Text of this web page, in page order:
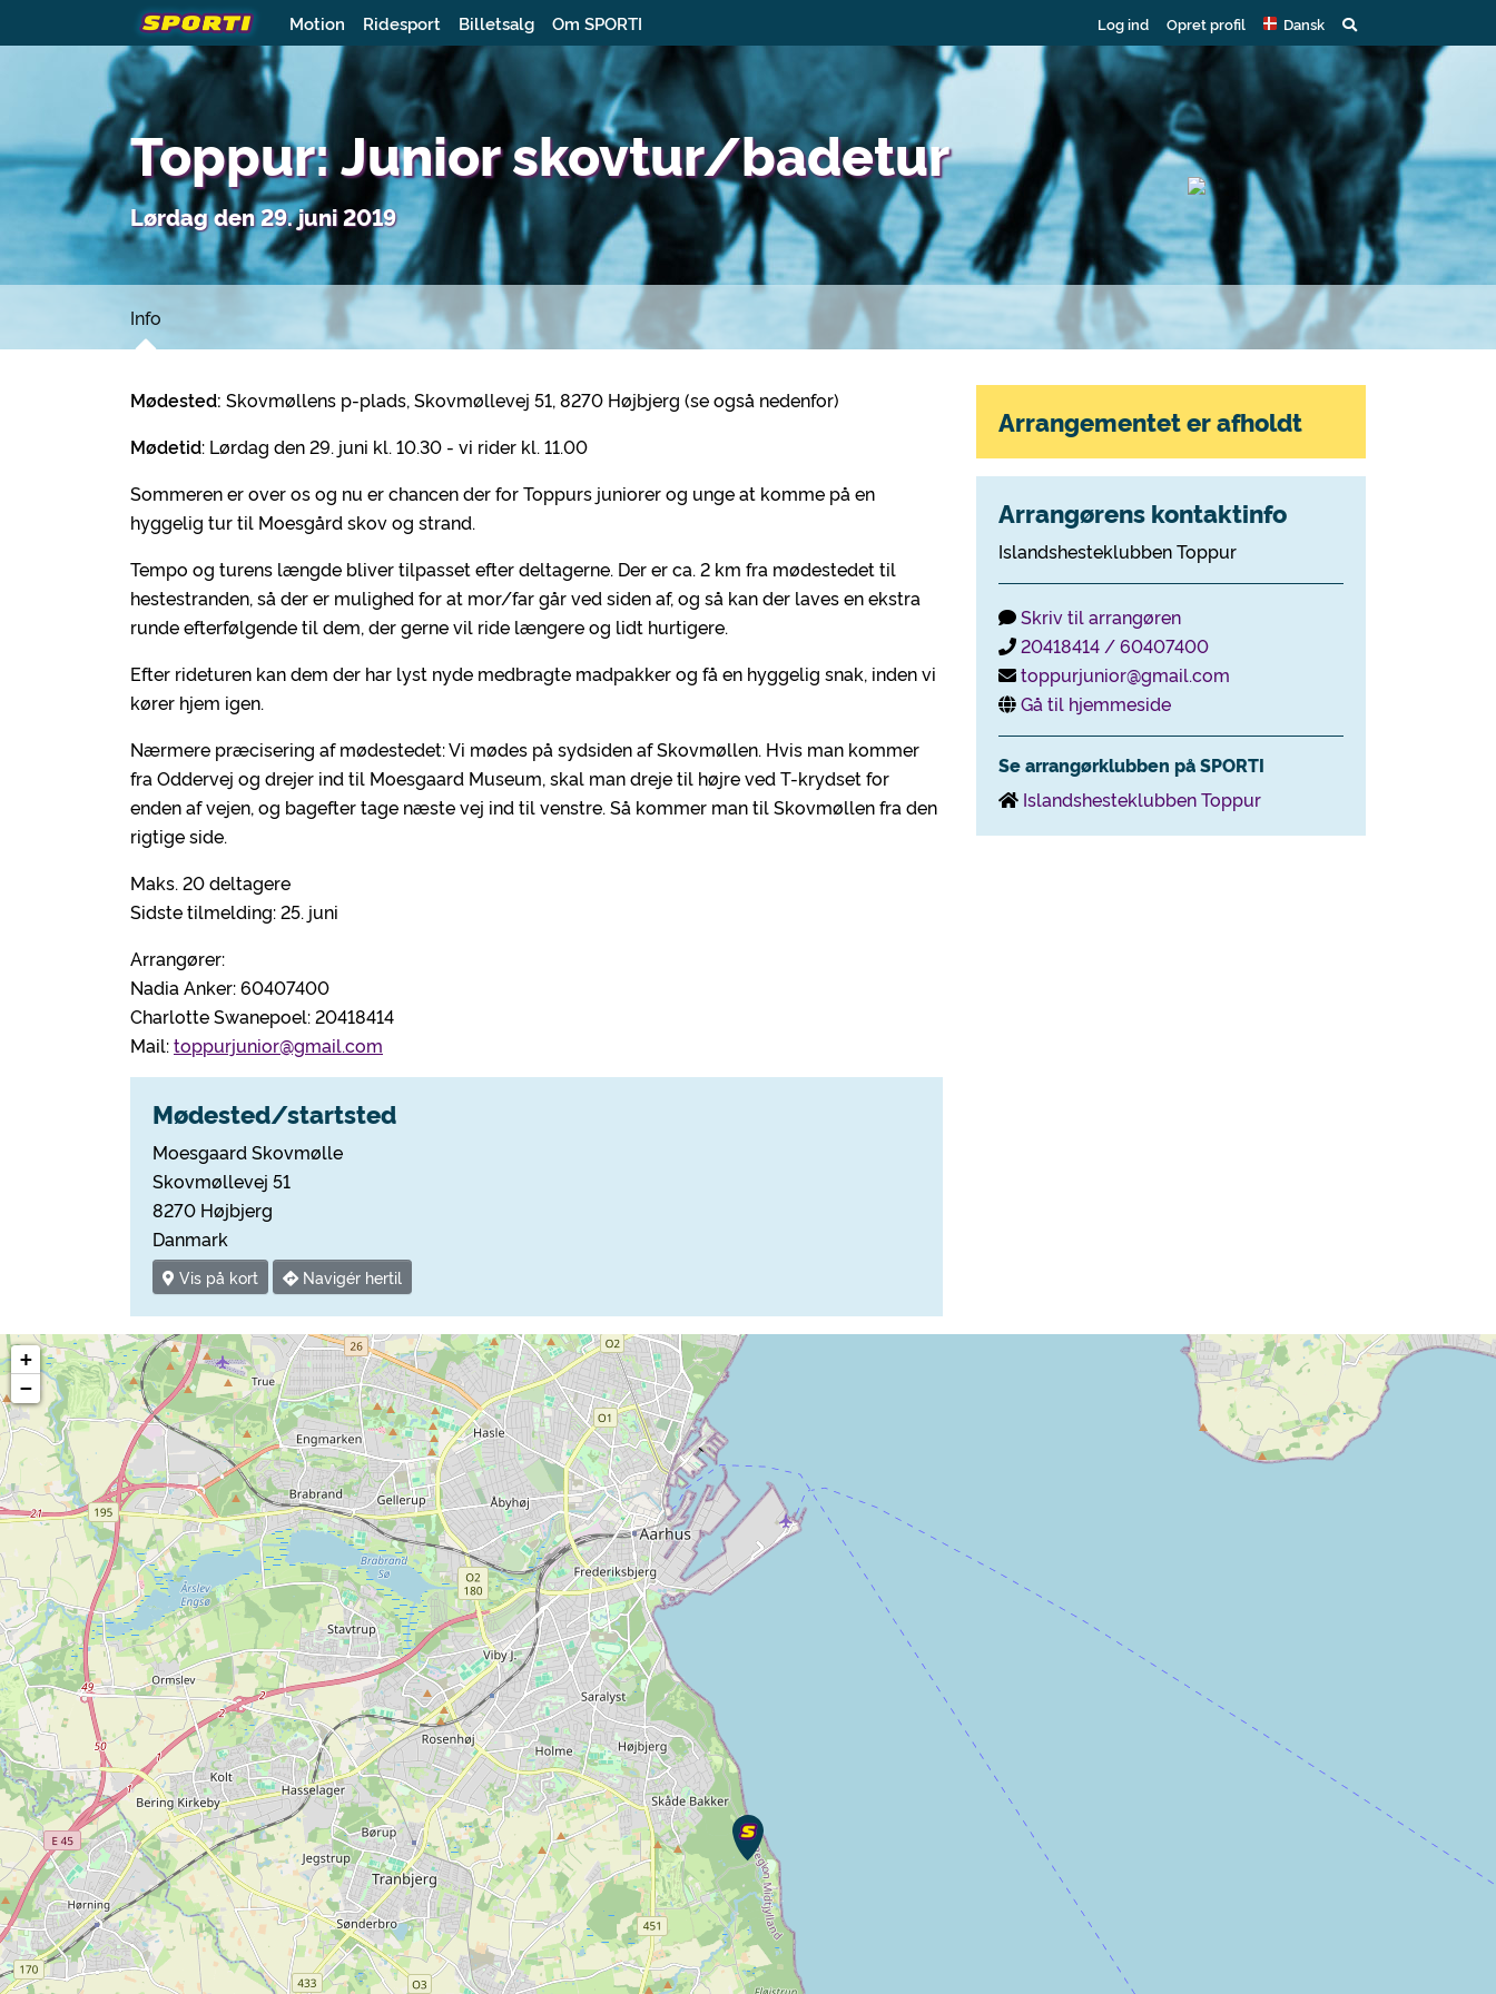
Motion Ridesport Billetsalg Om SPORTI Log ind Opret profil Dansk
Toppur: Junior skovtur/badetur
Lørdag den 29. juni 2019
Info
Mødested: Skovmøllens p-plads, Skovmøllevej 51, 8270 Højbjerg (se også nedenfor)
Mødetid: Lørdag den 29. juni kl. 10.30 - vi rider kl. 11.00
Sommeren er over os og nu er chancen der for Toppurs juniorer og unge at komme på en
hyggelig tur til Moesgård skov og strand.
Tempo og turens længde bliver tilpasset efter deltagerne. Der er ca. 2 km fra mødestedet til
hestestranden, så der er mulighed for at mor/far går ved siden af, og så kan der laves en ekstra
runde efterfølgende til dem, der gerne vil ride længere og lidt hurtigere.
Efter rideturen kan dem der har lyst nyde medbragte madpakker og få en hyggelig snak, inden vi
kører hjem igen.
Nærmere præcisering af mødestedet: Vi mødes på sydsiden af Skovmøllen. Hvis man kommer
fra Oddervej og drejer ind til Moesgaard Museum, skal man dreje til højre ved T-krydset for
enden af vejen, og bagefter tage næste vej ind til venstre. Så kommer man til Skovmøllen fra den
rigtige side.
Maks. 20 deltagere
Sidste tilmelding: 25. juni
Arrangører:
Nadia Anker: 60407400
Charlotte Swanepoel: 20418414
Mail:toppurjunior@gmail.com
Mødested/startsted
Moesgaard Skovmølle
Skovmøllevej 51
8270 Højbjerg
Danmark
Vis på kort Navigér hertil
Arrangementet er afholdt
Arrangørens kontaktinfo
Islandshesteklubben Toppur
Skriv til arrangøren
20418414 / 60407400
toppurjunior@gmail.com
Gå til hjemmeside
Se arrangørklubben på SPORTI
Islandshesteklubben Toppur
+
−